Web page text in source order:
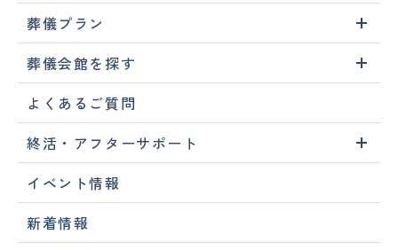
葬儀プラン
葬儀会館を探す
よくあるご質問
終活・アフターサポート
イベント情報
新着情報